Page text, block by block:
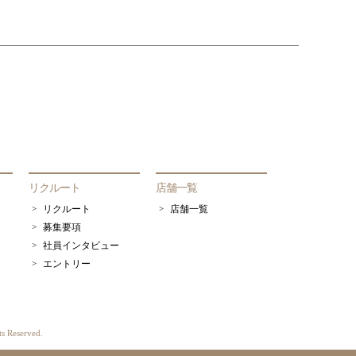
リクルート
リクルート
募集要項
社員インタビュー
エントリー
店舗一覧
店舗一覧